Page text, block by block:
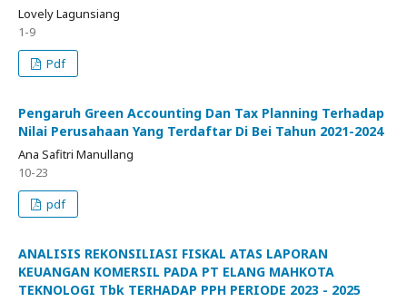
Lovely Lagunsiang
1-9
Pdf
Pengaruh Green Accounting Dan Tax Planning Terhadap
Nilai Perusahaan Yang Terdaftar Di Bei Tahun 2021-2024
Ana Safitri Manullang
10-23
pdf
ANALISIS REKONSILIASI FISKAL ATAS LAPORAN
KEUANGAN KOMERSIL PADA PT ELANG MAHKOTA
TEKNOLOGI Tbk TERHADAP PPH PERIODE 2023 - 2025